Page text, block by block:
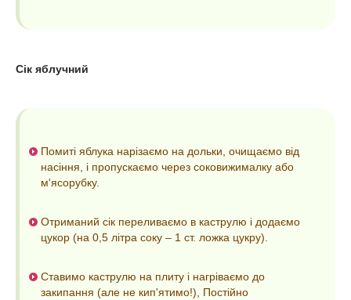
Сік яблучний
Помиті яблука нарізаємо на дольки, очищаємо від
насіння, і пропускаємо через соковижималку або
м'ясорубку.
Отриманий сік переливаємо в каструлю і додаємо
цукор (на 0,5 літра соку – 1 ст. ложка цукру).
Ставимо каструлю на плиту і нагріваємо до
закипання (але не кип'ятимо!), Постійно